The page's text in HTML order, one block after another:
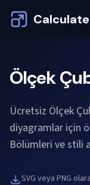
Ölçek
Ücretsiz Ölçek
diyagramlar için
Bölümleri ve stili
SVG veya PNG